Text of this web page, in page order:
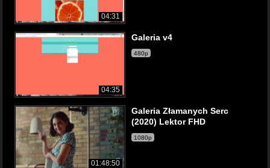
04:31
04:35
Galeria v4
480p
01:48:50
Galeria Złamanych Serc
(2020) Lektor FHD
1080p